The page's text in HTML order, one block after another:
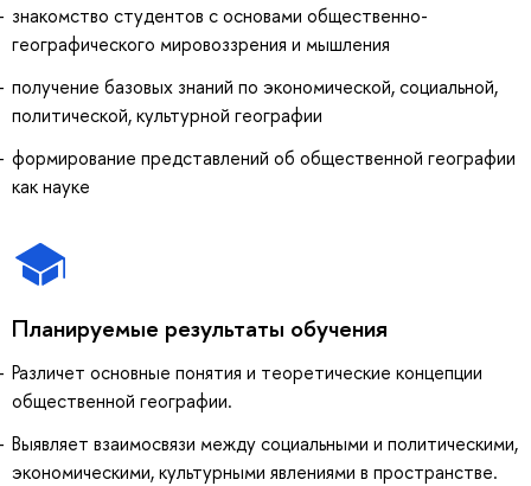
знакомство студентов с основами общественно-
географического мировоззрения и мышления
получение базовых знаний по экономической, социальной,
политической, культурной географии
формирование представлений об общественной географии
как науке
Планируемые результаты обучения
Различет основные понятия и теоретические концепции
общественной географии.
Выявляет взаимосвязи между социальными и политическими,
экономическими, культурными явлениями в пространстве.